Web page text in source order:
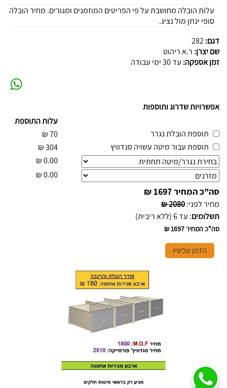
עלות הובלה מחושבת על פי הפריטים המוזמנים ומגורים. מחיר הובלה
סופי ינתן מול נציג.
דגם:282
שם יצרן: ר.א ריהוט
זמן אספקה: עד 30 ימי עבודה
אפשרויות שדרוג ותוספות
עלות התוספת
תוספת הובלת נגרר
70
₪
תוספת עבור מיטה עשויה סנדוויץ
304
₪
0.00
₪
0.00
₪
סה"כ המחיר1697 ₪
מחיר לפני:
2080 ₪
תשלומים: עד 6 (ללא ריבית)
סה"כ המחיר1697 ₪
הזמן עכשיו